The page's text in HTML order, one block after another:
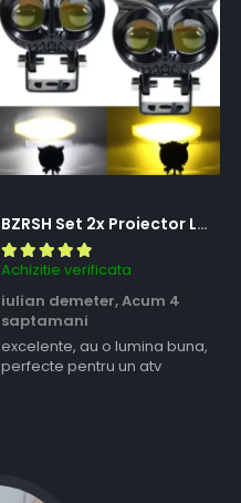
BZRSH Set 2x Proiector LED Bufnita 50W Lupa 2 Faze Alb-Galben 12-24V Moto ATV
Achizitie verificata
iulian demeter,Acum 4
saptamani
excelente, au o lumina buna,
perfecte pentru un atv